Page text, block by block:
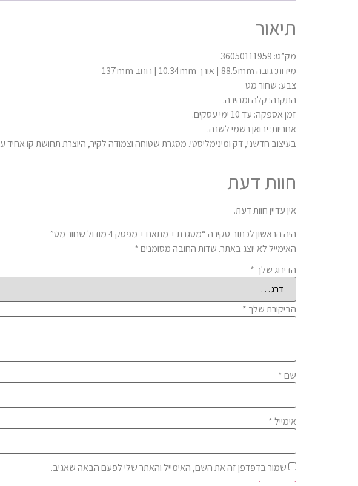
תיאור
מק”ט: 36050111959
מידות: גובה 88.5mm | אורך 10.34mm | רוחב 137mm
צבע: שחור מט
התקנה: קלה ומהירה.
זמן אספקה: עד 10 ימי עסקים.
אחריות: יבואן רשמי לשנה.
בעיצוב חדשני, דק ומינימליסטי. מסגרת שטוחה וצמודה לקיר, היוצרת תחושת קו אחיד
חוות דעת
אין עדיין חוות דעת.
היה הראשון לכתוב סקירה “מסגרת + מתאם + מפסק 4 מודול שחור מט”
האימייל לא יוצג באתר. שדות החובה מסומנים*
הדירוג שלך *
הביקורת שלך *
שם*
אימייל*
שמור בדפדפן זה את השם, האימייל והאתר שלי לפעם הבאה שאגיב.